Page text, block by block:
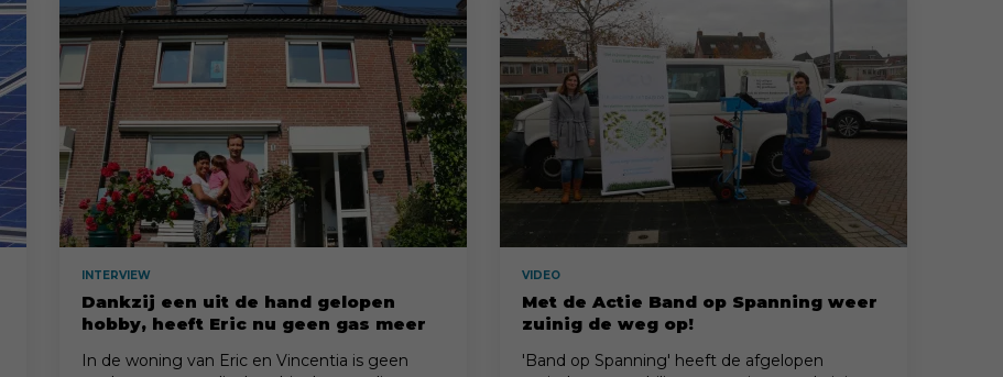
INTERVIEW
Dankzij een uit de hand gelopen
hobby, heeft Eric nu geen gas meer
In de woning van Eric en Vincentia is geen
VIDEO
Met de Actie Band op Spanning weer
zuinig de weg op!
'Band op Spanning' heeft de afgelopen